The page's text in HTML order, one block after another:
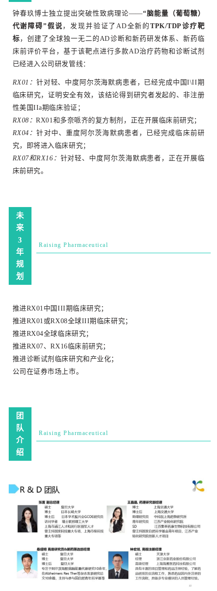
钟春玖博士独立提出突破性致病理论——“脑能量（葡萄糖）
代谢障碍”假说 ，发现并验证了AD全新的TPK/TDP诊疗靶
标 ，创建了全球独一无二的AD诊断和新药研发体系、新药临
床前评价平台，基于该靶点进行多款AD治疗药物和诊断试剂
已经进入公司研发管线：
RX01： 针对轻、中度阿尔茨海默病患者，已经完成中国I\II期
临床研究，证明安全有效，该结论得到研究者发起的、非注册
性美国IIa期临床验证；
RX08：RX01和多奈哌齐的复方制剂，正在开展临床前研究；
RX04：针对中、重度阿尔茨海默病患者，已经完成临床前研
究，即将进入临床研究；
RX07和RX16： 针对轻、中度阿尔茨海默病患者，正在开展临
床前研究。
未
来
3
年
规
划
RaisingPharmaceutical
推进RX01中国III期临床研究；
推进RX01或RX08全球III期临床研究；
推进RX04全球临床研究；
推进RX07、RX16临床前研究；
推进诊断试剂临床研究和产业化；
公司在证券市场上市。
团
队
介
绍
RaisingPharmaceutical